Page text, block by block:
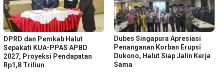
DPRD dan Pemkab Halut
Sepakati KUA-PPAS APBD
2027, Proyeksi Pendapatan
Rp1,8 Triliun
Dubes Singapura Apresiasi
Penanganan Korban Erupsi
Dukono, Halut Siap Jalin Kerja
Sama